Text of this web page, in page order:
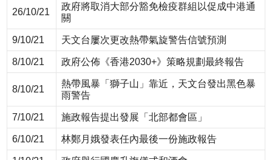
26/10/21
政府將取消大部分豁免檢疫群組以促成中港通
關
9/10/21 天文台屢次更改熱帶氣旋警告信號預測
8/10/21 政府公佈《香港2030+》策略規劃最終報告
8/10/21
熱帶風暴「獅子山」靠近，天文台發出黑色暴
雨警告
7/10/21 施政報告提出發展「北部都會區」
6/10/21 林鄭月娥發表任內最後一份施政報告